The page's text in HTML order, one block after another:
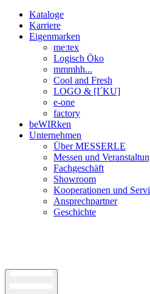
Kataloge
Karriere
Eigenmarken
me:tex
Logisch Öko
mmmhh...
Cool and Fresh
LOGO & [I´KU]
e-one
factory
beWIRken
Unternehmen
Über MESSERLE
Messen und
Fachgeschäft
Showroom
Kooperationen und
Ansprechpartner
Geschichte